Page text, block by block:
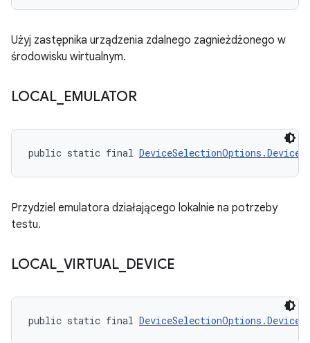
Użyj zastępnika urządzenia zdalnego zagnieżdżonego w
środowisku wirtualnym.
LOCAL_ EMULATOR
public static final
Przydziel emulatora działającego lokalnie na potrzeby
testu.
LOCAL_ VIRTUAL_ DEVICE
public static final